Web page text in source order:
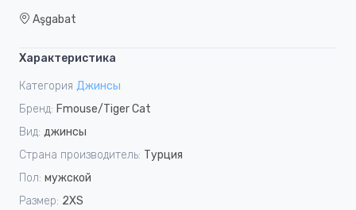
Aşgabat
Характеристика
Категория Джинсы
Бренд: Fmouse/Tiger Cat
Вид: джинсы
Страна производитель: Турция
Пол: мужской
Размер: 2XS